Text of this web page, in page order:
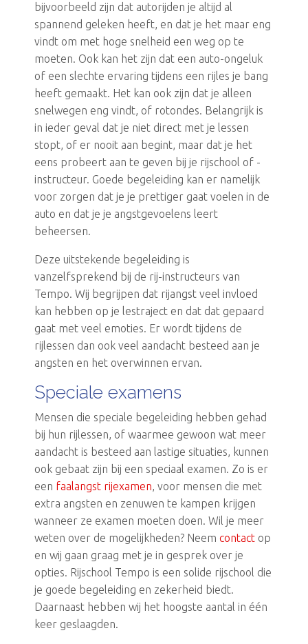
bijvoorbeeld zijn dat autorijden je altijd al
spannend geleken heeft, en dat je het maar eng
vindt om met hoge snelheid een weg op te
moeten. Ook kan het zijn dat een auto-ongeluk
of een slechte ervaring tijdens een rijles je bang
heeft gemaakt. Het kan ook zijn dat je alleen
snelwegen eng vindt, of rotondes. Belangrijk is
in ieder geval dat je niet direct met je lessen
stopt, of er nooit aan begint, maar dat je het
eens probeert aan te geven bij je rijschool of -
instructeur. Goede begeleiding kan er namelijk
voor zorgen dat je je prettiger gaat voelen in de
auto en dat je je angstgevoelens leert
beheersen.
Deze uitstekende begeleiding is
vanzelfsprekend bij de rij-instructeurs van
Tempo. Wij begrijpen dat rijangst veel invloed
kan hebben op je lestraject en dat dat gepaard
gaat met veel emoties. Er wordt tijdens de
rijlessen dan ook veel aandacht besteed aan je
angsten en het overwinnen ervan.
Speciale examens
Mensen die speciale begeleiding hebben gehad
bij hun rijlessen, of waarmee gewoon wat meer
aandacht is besteed aan lastige situaties, kunnen
ook gebaat zijn bij een speciaal examen. Zo is er
een faalangst rijexamen, voor mensen die met
extra angsten en zenuwen te kampen krijgen
wanneer ze examen moeten doen. Wil je meer
weten over de mogelijkheden? Neem contact op
en wij gaan graag met je in gesprek over je
opties. Rijschool Tempo is een solide rijschool die
je goede begeleiding en zekerheid biedt.
Daarnaast hebben wij het hoogste aantal in één
keer geslaagden.